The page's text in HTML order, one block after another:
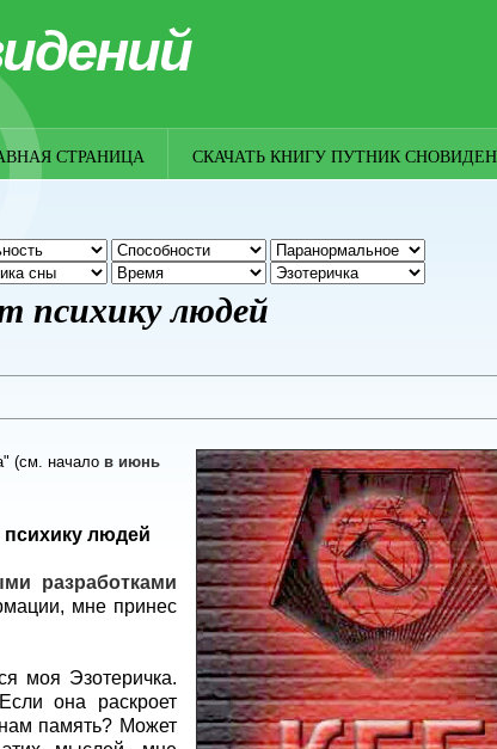
СТРАНИЦА СКАЧАТЬ КНИГУ ПУТНИК
психику людей
(см. начало в июнь
психику людей
разработками
мне принес
моя Эзотеричка.
она раскроет
нам память? Может